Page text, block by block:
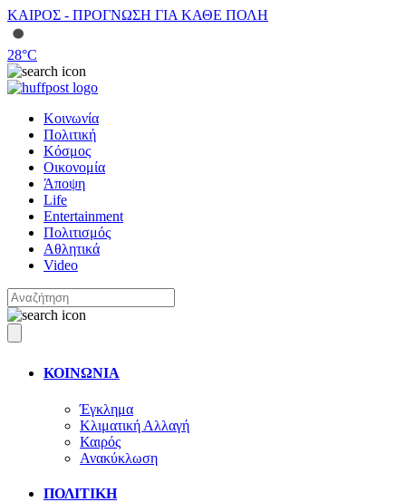
ΚΑΙΡΟΣ - ΠΡΟΓΝΩΣΗ ΓΙΑ ΚΑΘΕ ΠΟΛΗ
28°C
Κοινωνία
Πολιτική
Κόσμος
Οικονομία
Άποψη
Life
Entertainment
Πολιτισμός
Αθλητικά
Video
ΚΟΙΝΩΝΙΑ
Έγκλημα
Κλιματική Αλλαγή
Καιρός
Ανακύκλωση
ΠΟΛΙΤΙΚΗ